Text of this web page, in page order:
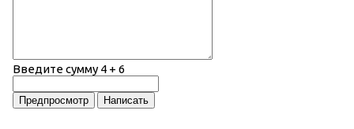
Введите сумму 4 + 6